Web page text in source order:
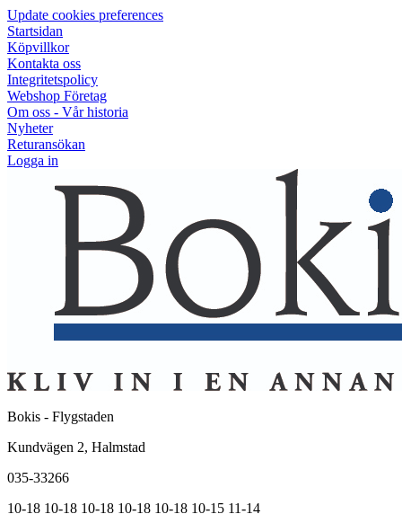
Update cookies preferences
Startsidan
Köpvillkor
Kontakta oss
Integritetspolicy
Webshop Företag
Om oss - Vår historia
Nyheter
Returansökan
Logga in
Bokis - Flygstaden
Kundvägen 2, Halmstad
035-33266
10-18 10-18 10-18 10-18 10-18 10-15 11-14